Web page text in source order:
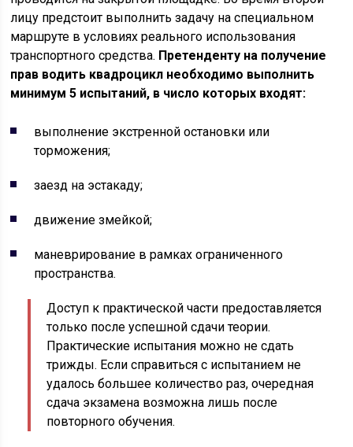
лицу предстоит выполнить задачу на специальном
маршруте в условиях реального использования
транспортного средства. Претенденту на получение
прав водить квадроцикл необходимо выполнить
минимум 5 испытаний, в число которых входят:
выполнение экстренной остановки или
торможения;
заезд на эстакаду;
движение змейкой;
маневрирование в рамках ограниченного
пространства.
Доступ к практической части предоставляется
только после успешной сдачи теории.
Практические испытания можно не сдать
трижды. Если справиться с испытанием не
удалось большее количество раз, очередная
сдача экзамена возможна лишь после
повторного обучения.